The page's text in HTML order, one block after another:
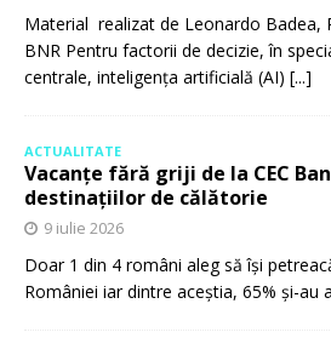
Material realizat de Leonardo Badea,
BNR Pentru factorii de decizie, în
centrale, inteligența artificială (AI) [...]
ACTUALITATE
Vacanțe fără griji de la CEC
destinațiilor de călătorie
9 iulie 2026
Doar 1 din 4 români aleg să își
României iar dintre aceștia, 65% și-au